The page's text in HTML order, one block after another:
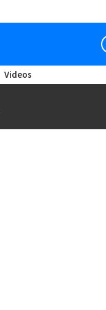
Videos